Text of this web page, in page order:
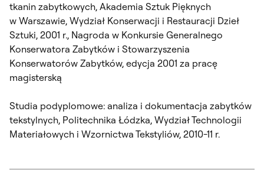
tkanin zabytkowych, Akademia Sztuk Pięknych
w Warszawie, Wydział Konserwacji i Restauracji Dzieł
Sztuki, 2001 r., Nagroda w Konkursie Generalnego
Konserwatora Zabytków i Stowarzyszenia
Konserwatorów Zabytków, edycja 2001 za pracę
magisterską
Studia podyplomowe: analiza i dokumentacja zabytków
tekstylnych, Politechnika Łódzka, Wydział Technologii
Materiałowych i Wzornictwa Tekstyliów, 2010-11 r.